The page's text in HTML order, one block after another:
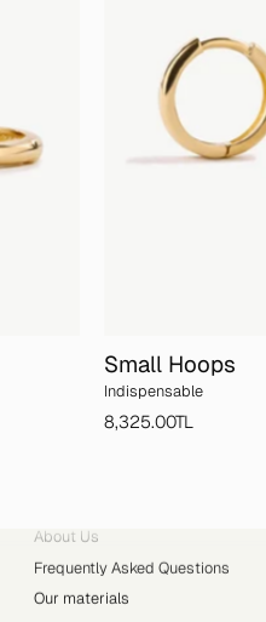
Small Hoops
Indispensable
8,325.00TL
About Us
Frequently Asked Questions
Our materials